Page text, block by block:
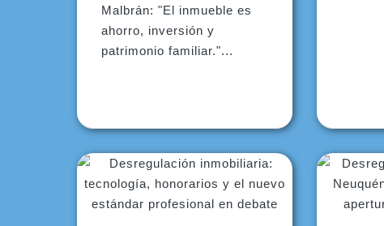
Malbrán: "El inmueble es
ahorro, inversión y
patrimonio familiar."...